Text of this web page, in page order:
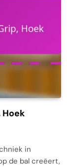
in
de bal creëert,